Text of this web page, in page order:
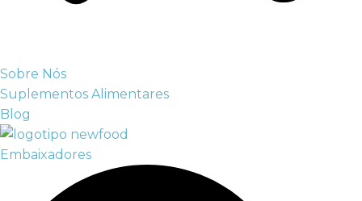
Sobre Nós
Suplementos Alimentares
Blog
Embaixadores